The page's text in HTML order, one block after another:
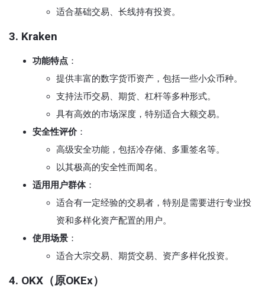
适合基础交易、长线持有投资。
3. Kraken
功能特点 ：
提供丰富的数字货币资产，包括一些小众币种。
支持法币交易、期货、杠杆等多种形式。
具有高效的市场深度，特别适合大额交易。
安全性评价 ：
高级安全功能，包括冷存储、多重签名等。
以其极高的安全性而闻名。
适用用户群体：
适合有一定经验的交易者，特别是需要进行专业投
资和多样化资产配置的用户。
使用场景 ：
适合大宗交易、期货交易、资产多样化投资。
4. OKX（原OKEx）